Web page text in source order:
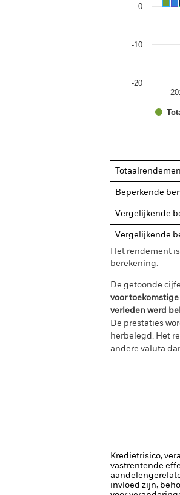
-20
-10
0
Beperkende
Vergelijkende
Vergelijkende
Het rendement
berekening.
De getoonde
voor
verleden werd
De prestaties
herbelegd. Het
andere valuta
Kredietrisico,
vastrentende
invloed zijn,